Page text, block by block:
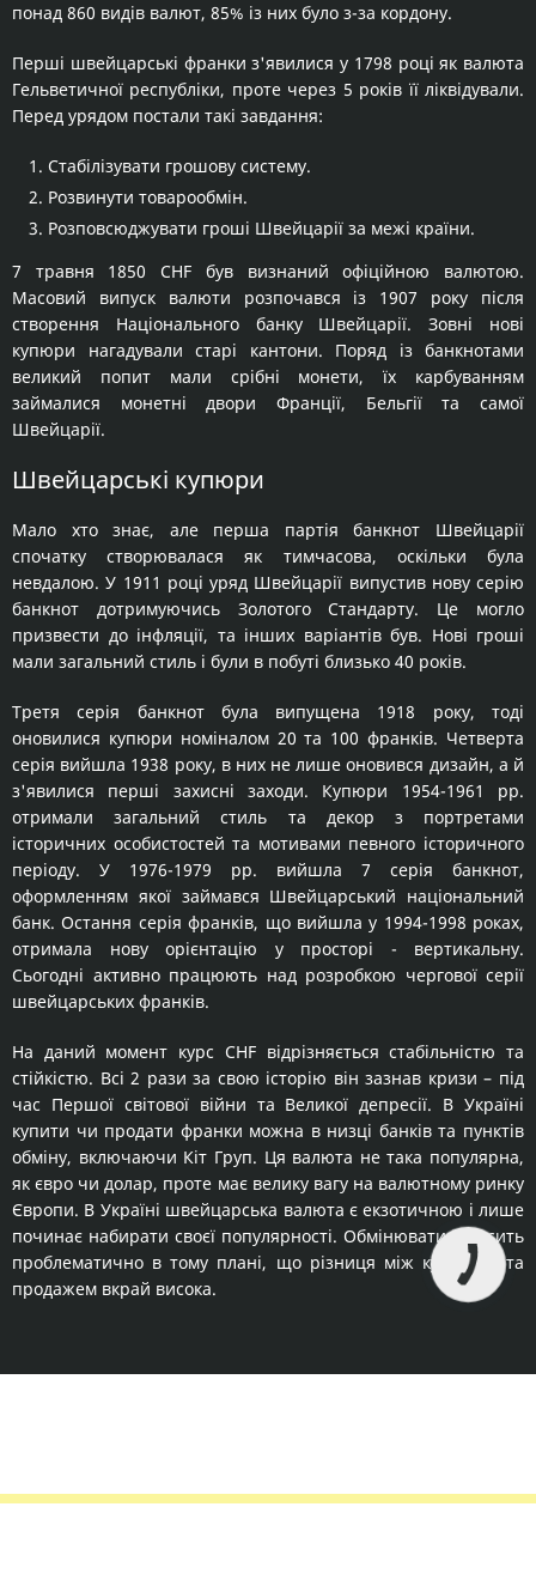
понад 860 видів валют, 85% із них було з-за кордону.
Перші швейцарські франки з'явилися у 1798 році як валюта
Гельветичної республіки, проте через 5 років її ліквідували.
Перед урядом постали такі завдання:
Стабілізувати грошову систему.
Розвинути товарообмін.
Розповсюджувати гроші Швейцарії за межі країни.
7 травня 1850 CHF був визнаний офіційною валютою.
Масовий випуск валюти розпочався із 1907 року після
створення Національного банку Швейцарії. Зовні нові
купюри нагадували старі кантони. Поряд із банкнотами
великий попит мали срібні монети, їх карбуванням
займалися монетні двори Франції, Бельгії та самої
Швейцарії.
Швейцарські купюри
Мало хто знає, але перша партія банкнот Швейцарії
спочатку створювалася як тимчасова, оскільки була
невдалою. У 1911 році уряд Швейцарії випустив нову серію
банкнот дотримуючись Золотого Стандарту. Це могло
призвести до інфляції, та інших варіантів був. Нові гроші
мали загальний стиль і були в побуті близько 40 років.
Третя серія банкнот була випущена 1918 року, тоді
оновилися купюри номіналом 20 та 100 франків. Четверта
серія вийшла 1938 року, в них не лише оновився дизайн, а й
з'явилися перші захисні заходи. Купюри 1954-1961 рр.
отримали загальний стиль та декор з портретами
історичних особистостей та мотивами певного історичного
періоду. У 1976-1979 рр. вийшла 7 серія банкнот,
оформленням якої займався Швейцарський національний
банк. Остання серія франків, що вийшла у 1994-1998 роках,
отримала нову орієнтацію у просторі - вертикальну.
Сьогодні активно працюють над розробкою чергової серії
швейцарських франків.
На даний момент курс CHF відрізняється стабільністю та
стійкістю. Всі 2 рази за свою історію він зазнав кризи – під
час Першої світової війни та Великої депресії. В Україні
купити чи продати франки можна в низці банків та пунктів
обміну, включаючи Кіт Груп. Ця валюта не така популярна,
як євро чи долар, проте має велику вагу на валютному ринку
Європи. В Україні швейцарська валюта є екзотичною і лише
починає набирати своєї популярності. Обмінювати її досить
проблематично в тому плані, що різниця між купівлею та
продажем вкрай висока.